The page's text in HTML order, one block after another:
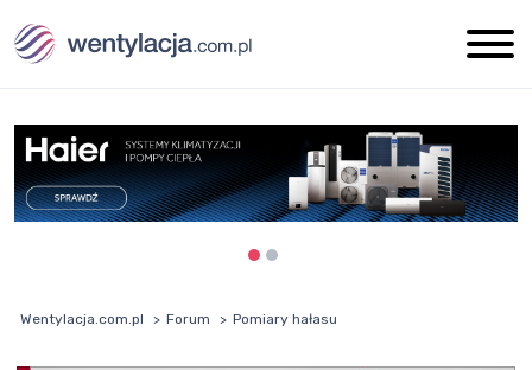
Wentylacja.com.pl Forum Pomiary hałasu